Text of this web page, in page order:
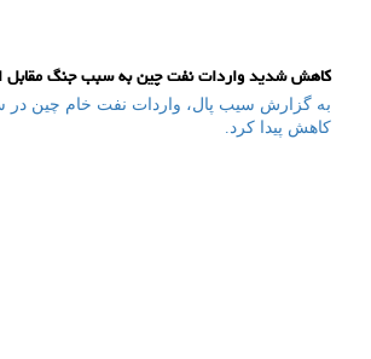
کاهش شدید واردات نفت چین به سبب جنگ مقابل
کاهش پیدا کرد.